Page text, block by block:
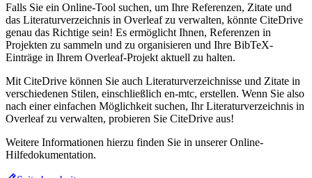
Falls Sie ein Online-Tool suchen, um Ihre Referenzen, Zitate und
das Literaturverzeichnis in Overleaf zu verwalten, könnte CiteDrive
genau das Richtige sein! Es ermöglicht Ihnen, Referenzen in
Projekten zu sammeln und zu organisieren und Ihre BibTeX-
Einträge in Ihrem Overleaf-Projekt aktuell zu halten.
Mit CiteDrive können Sie auch Literaturverzeichnisse und Zitate in
verschiedenen Stilen, einschließlich en-mtc, erstellen. Wenn Sie also
nach einer einfachen Möglichkeit suchen, Ihr Literaturverzeichnis in
Overleaf zu verwalten, probieren Sie CiteDrive aus!
Weitere Informationen hierzu finden Sie in unserer Online-
Hilfedokumentation.